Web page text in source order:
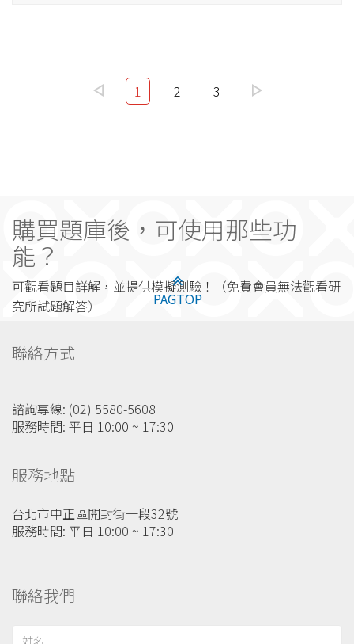
1 2 3
購買題庫後，可使用那些功
能？
可觀看題目詳解，並提供模擬測驗！（免費會員無法觀看研
究所試題解答）
PAGTOP
聯絡方式
諮詢專線: (02) 5580-5608
服務時間: 平日 10:00 ~ 17:30
服務地點
台北市中正區開封街一段32號
服務時間: 平日 10:00 ~ 17:30
聯絡我們